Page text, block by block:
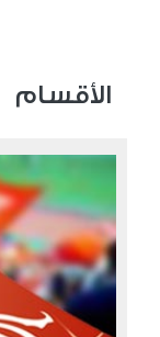
الأقسام